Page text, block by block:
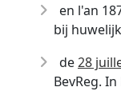
en l'an
bij huwelijk
de28
BevReg.